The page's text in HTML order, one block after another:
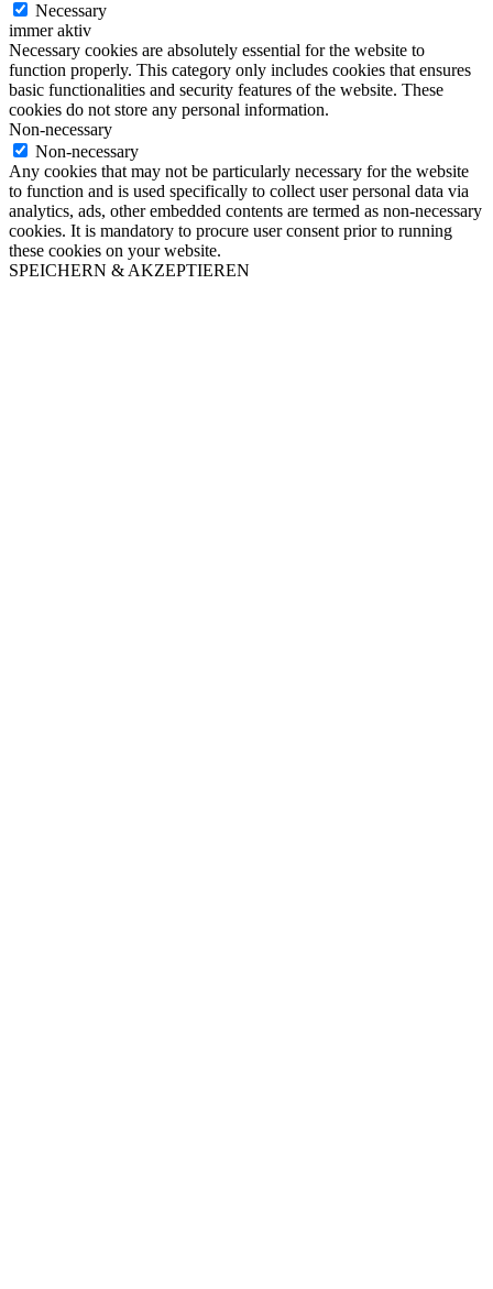
Necessary
immer aktiv
Necessary cookies are absolutely essential for the website to
function properly. This category only includes cookies that ensures
basic functionalities and security features of the website. These
cookies do not store any personal information.
Non-necessary
Non-necessary
Any cookies that may not be particularly necessary for the website
to function and is used specifically to collect user personal data via
analytics, ads, other embedded contents are termed as non-necessary
cookies. It is mandatory to procure user consent prior to running
these cookies on your website.
SPEICHERN & AKZEPTIEREN